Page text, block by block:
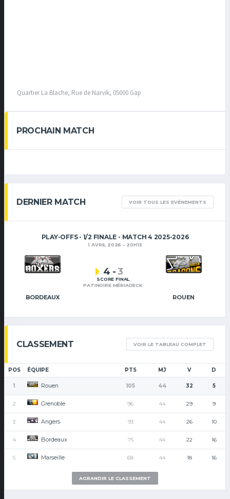
Quartier La Blache, Rue de Narvik, 05000 Gap
PROCHAIN MATCH
DERNIER MATCH VOIR TOUS LES EVÉNEMENTS
PLAY-OFFS - 1/2 FINALE - MATCH 4 2025-2026
1 AVRIL 2026 20H15
BORDEAUX ROUEN
4 -3
SCORE FINAL
PATINOIRE MÉRIADECK
CLASSEMENT VOIR LE TABLEAU COMPLET
POS ÉQUIPE PTS MJ V D
1 Rouen 105 44 32 5
2 Grenoble 96 44 29 9
3 Angers 93 44 26 10
4 Bordeaux 75 44 22 16
5 Marseille 68 44 18 16
AGRANDIR LE CLASSEMENT